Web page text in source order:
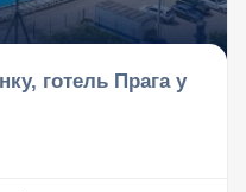
готель Прага у